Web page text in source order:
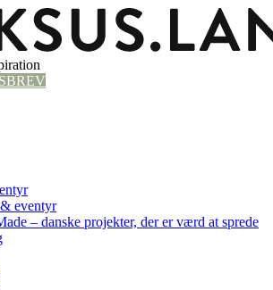
eventyr
– danske projekter, der er værd at sprede